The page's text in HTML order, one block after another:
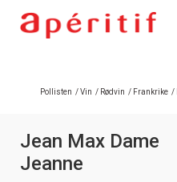
Pollisten /Vin / Rødvin / Frankrike /
Jean Max Dame
Jeanne